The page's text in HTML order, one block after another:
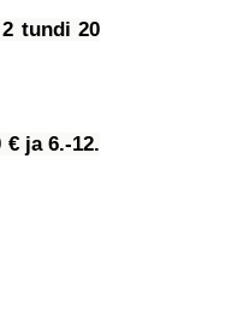
tundi 20
ja 6.-12.